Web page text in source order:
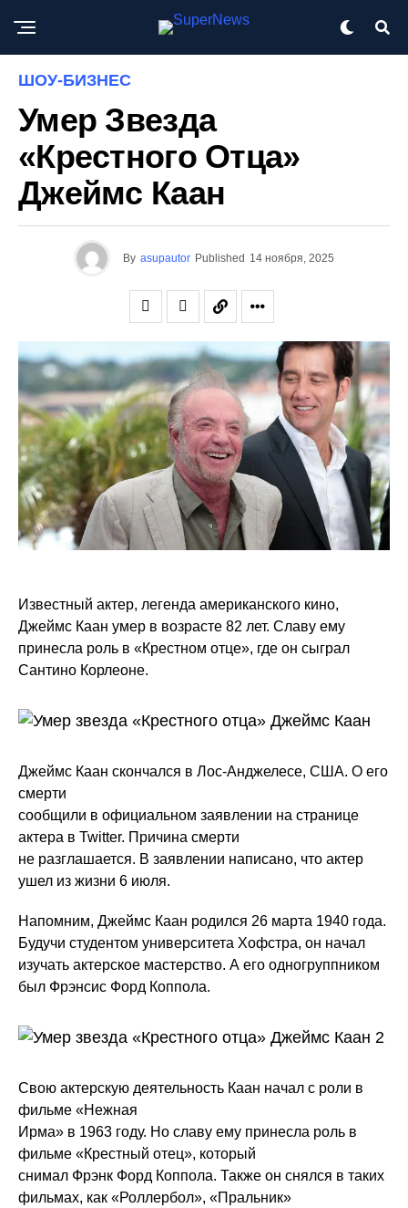
ШОУ-БИЗНЕС
Умер Звезда
«Крестного Отца»
Джеймс Каан
By asupautor Published 14 ноября, 2025
Известный актер, легенда американского кино,
Джеймс Каан умер в возрасте 82 лет. Славу ему
принесла роль в «Крестном отце», где он сыграл
Сантино Корлеоне.
Джеймс Каан скончался в Лос-Анджелесе, США. О его
смерти
сообщили в официальном заявлении на странице
актера в Twitter. Причина смерти
не разглашается. В заявлении написано, что актер
ушел из жизни 6 июля.
Напомним, Джеймс Каан родился 26 марта 1940 года.
Будучи студентом университета Хофстра, он начал
изучать актерское мастерство. А его одногруппником
был Фрэнсис Форд Коппола.
Свою актерскую деятельность Каан начал с роли в
фильме «Нежная
Ирма» в 1963 году. Но славу ему принесла роль в
фильме «Крестный отец», который
снимал Фрэнк Форд Коппола. Также он снялся в таких
фильмах, как «Роллербол», «Пральник»